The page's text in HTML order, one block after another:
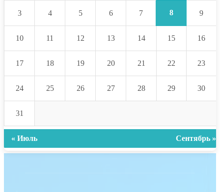
3 4 5 6 7 8 9
10 11 12 13 14 15 16
17 18 19 20 21 22 23
24 25 26 27 28 29 30
31
« Июль Сентябрь »